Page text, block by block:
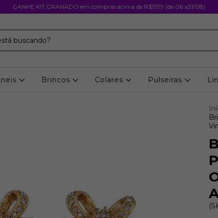
GANHE KIT GRANADO em compras acima de R$1399 (de 06 a31/08)
Brincos Colares Pulseiras